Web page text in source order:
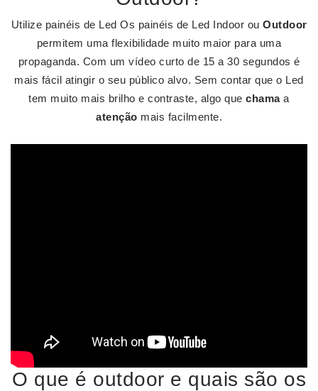
Utilize painéis de Led Os painéis de Led Indoor ou Outdoor
permitem uma flexibilidade muito maior para uma
propaganda. Com um vídeo curto de 15 a 30 segundos é
mais fácil atingir o seu público alvo. Sem contar que o Led
tem muito mais brilho e contraste, algo quechamaa
atenção mais facilmente.
O que é outdoor e quais são os